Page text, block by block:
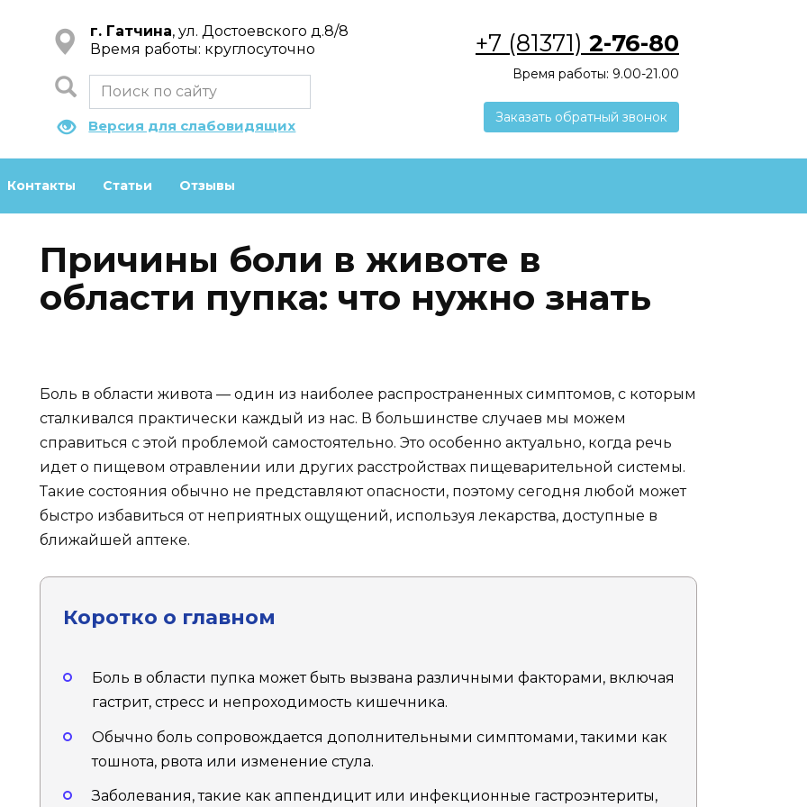
г. Гатчина, ул. Достоевского д.8/8
Время работы: круглосуточно
Версия для слабовидящих
+7 (81371) 2-76-80
Время работы: 9.00-21.00
Заказать обратный звонок
Контакты Статьи Отзывы
Причины боли в животе в
области пупка: что нужно знать
Боль в области живота — один из наиболее распространенных симптомов, с которым
сталкивался практически каждый из нас. В большинстве случаев мы можем
справиться с этой проблемой самостоятельно. Это особенно актуально, когда речь
идет о пищевом отравлении или других расстройствах пищеварительной системы.
Такие состояния обычно не представляют опасности, поэтому сегодня любой может
быстро избавиться от неприятных ощущений, используя лекарства, доступные в
ближайшей аптеке.
Коротко о главном
Боль в области пупка может быть вызвана различными факторами, включая
гастрит, стресс и непроходимость кишечника.
Обычно боль сопровождается дополнительными симптомами, такими как
тошнота, рвота или изменение стула.
Заболевания, такие как аппендицит или инфекционные гастроэнтериты,